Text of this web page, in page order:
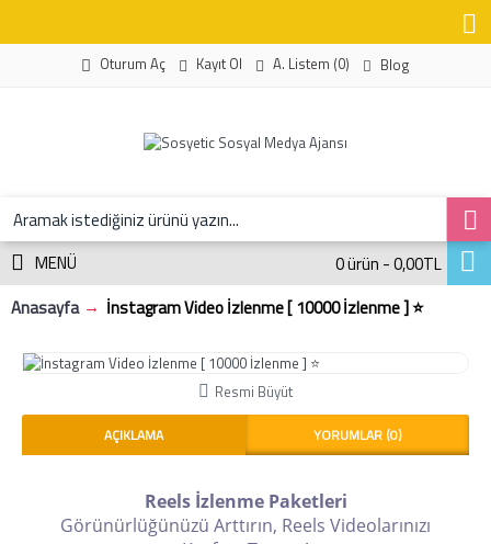
Oturum Aç Kayıt Ol A. Listem (0) Blog
0 ürün - 0,00TL
MENÜ
Anasayfa
İnstagram Video İzlenme [ 10000 İzlenme ] ⭐
Resmi Büyüt
AÇIKLAMA YORUMLAR (0)
Reels İzlenme Paketleri
Görünürlüğünüzü Arttırın, Reels Videolarınızı